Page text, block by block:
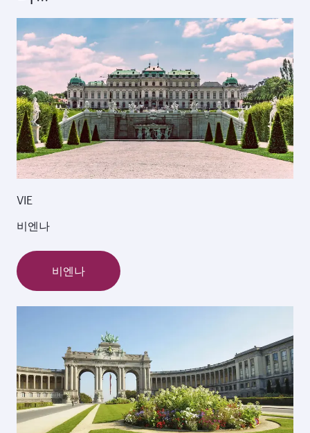
VIE
비엔나
비엔나